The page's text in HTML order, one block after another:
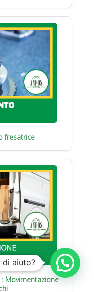
fresatrice
: Movimentazione
di aiuto?